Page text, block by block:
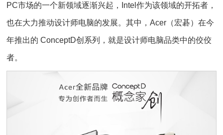
PC市场的一个新领域逐渐兴起，Intel作为该领域的开拓者，
也在大力推动设计师电脑的发展。其中，Acer（宏碁）在今
年推出的 ConceptD创系列，就是设计师电脑品类中的佼佼
者。